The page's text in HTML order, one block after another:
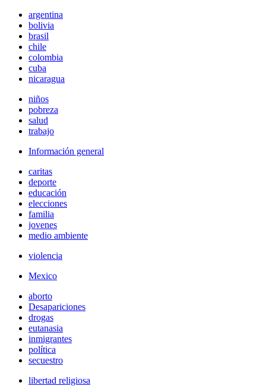
argentina
bolivia
brasil
chile
colombia
cuba
nicaragua
niños
pobreza
salud
trabajo
Información general
caritas
deporte
educación
elecciones
familia
jovenes
medio ambiente
violencia
Mexico
aborto
Desapariciones
drogas
eutanasia
inmigrantes
política
secuestro
libertad religiosa